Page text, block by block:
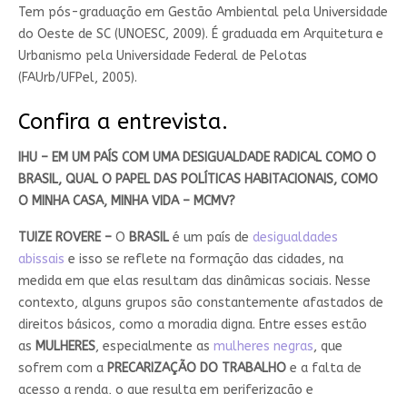
Tem pós-graduação em Gestão Ambiental pela Universidade
do Oeste de SC (UNOESC, 2009). É graduada em Arquitetura e
Urbanismo pela Universidade Federal de Pelotas
(FAUrb/UFPel, 2005).
Confira a entrevista.
IHU – EM UM PAÍS COM UMA DESIGUALDADE RADICAL COMO O
BRASIL, QUAL O PAPEL DAS POLÍTICAS HABITACIONAIS, COMO
O MINHA CASA, MINHA VIDA – MCMV?
TUIZE ROVERE –O BRASILé um país de desigualdades
abissais e isso se reflete na formação das cidades, na
medida em que elas resultam das dinâmicas sociais. Nesse
contexto, alguns grupos são constantemente afastados de
direitos básicos, como a moradia digna. Entre esses estão
as MULHERES, especialmente as mulheres negras, que
sofrem com a PRECARIZAÇÃO DO TRABALHOe a falta de
acesso a renda, o que resulta em periferização e